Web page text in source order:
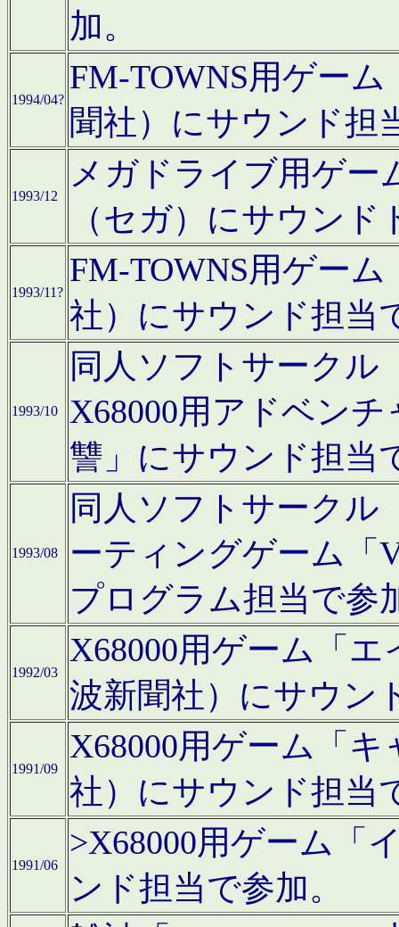
加。
1994/04?
FM-TOWNS用ゲー
聞社）にサウンド担
1993/12
メガドライブ用ゲー
（セガ）にサウン
1993/11?
FM-TOWNS用ゲー
社）にサウンド担当
1993/10
同人ソフトサークル
X68000用アドベン
讐」にサウンド担当
1993/08
同人ソフトサークル
ーティングゲーム「
プログラム担当で参
1992/03
X68000用ゲーム「
波新聞社）にサウン
1991/09
X68000用ゲーム「
社）にサウンド担当
1991/06
>X68000用ゲーム「
ンド担当で参加。